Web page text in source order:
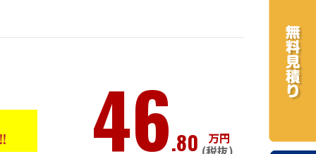
46.80
万円
(税抜)